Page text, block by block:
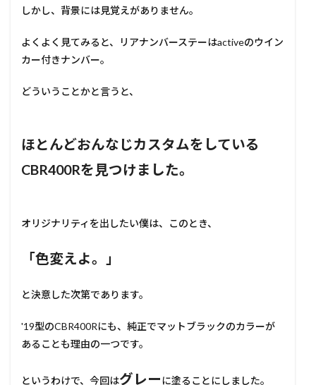
しかし、背景には見覚えがありません。
よくよく見てみると、リアナンバーステーはactiveのウイン
カー付きナンバー。
どういうことかと言うと、
ほとんどおんなじカスタムをしている
CBR400Rを見つけました。
オリジナリティを出したい僕は、このとき、
「色変えよ。」
と決意した次第であります。
'19型のCBR400Rにも、純正でマットブラックのカラーが
あることも理由の一つです。
というわけで、今回はグレーに塗ることにしました。